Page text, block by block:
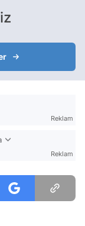
Reklam
Reklam